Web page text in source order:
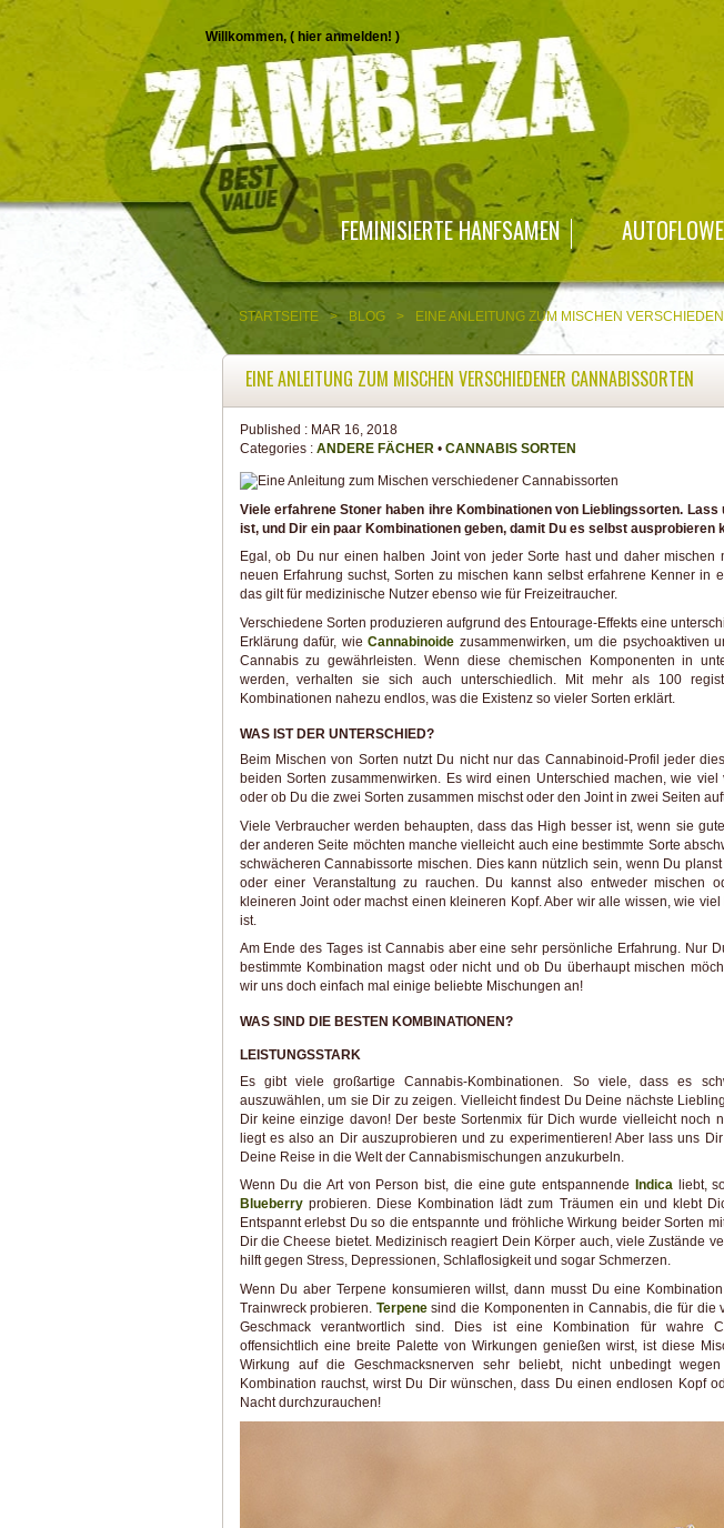
Willkommen, ( hier anmelden! )
FEMINISIERTE HANFSAMEN
STARTSEITE > BLOG > EINE ANLEITUNG ZUM MISCHEN
EINE ANLEITUNG ZUM MISCHEN VERSCHIEDENER CANNABISSORTEN
Published : MAR 16, 2018
Categories : ANDERE FÄCHER• CANNABIS SORTEN
Viele erfahrene Stoner haben ihre Kombinationen von Lieblingssorten.
ist, und Dir ein paar Kombinationen geben, damit Du es selbst ausprobieren
Egal, ob Du nur einen halben Joint von jeder Sorte hast und daher
neuen Erfahrung suchst, Sorten zu mischen kann selbst erfahrene Kenner in
das gilt für medizinische Nutzer ebenso wie für Freizeitraucher.
Verschiedene Sorten produzieren aufgrund des Entourage-Effekts eine
Erklärung dafür, wieCannabinoide zusammenwirken, um die psychoaktiven
Cannabis zu gewährleisten. Wenn diese chemischen Komponenten in
werden, verhalten sie sich auch unterschiedlich. Mit mehr als 100
Kombinationen nahezu endlos, was die Existenz so vieler Sorten erklärt.
WAS IST DER UNTERSCHIED?
Beim Mischen von Sorten nutzt Du nicht nur das Cannabinoid-Profil jeder
beiden Sorten zusammenwirken. Es wird einen Unterschied machen, wie
oder ob Du die zwei Sorten zusammen mischst oder den Joint in zwei Seiten
Viele Verbraucher werden behaupten, dass das High besser ist, wenn sie
der anderen Seite möchten manche vielleicht auch eine bestimmte Sorte
schwächeren Cannabissorte mischen. Dies kann nützlich sein, wenn Du
oder einer Veranstaltung zu rauchen. Du kannst also entweder mischen
kleineren Joint oder machst einen kleineren Kopf. Aber wir alle wissen, wie
ist.
Am Ende des Tages ist Cannabis aber eine sehr persönliche Erfahrung. Nur
bestimmte Kombination magst oder nicht und ob Du überhaupt mischen
wir uns doch einfach mal einige beliebte Mischungen an!
WAS SIND DIE BESTEN KOMBINATIONEN?
LEISTUNGSSTARK
Es gibt viele großartige Cannabis-Kombinationen. So viele, dass es
auszuwählen, um sie Dir zu zeigen. Vielleicht findest Du Deine nächste
Dir keine einzige davon! Der beste Sortenmix für Dich wurde vielleicht noch
liegt es also an Dir auszuprobieren und zu experimentieren! Aber lass uns
Deine Reise in die Welt der Cannabismischungen anzukurbeln.
Wenn Du die Art von Person bist, die eine gute entspannende
Indica liebt,
Blueberryprobieren. Diese Kombination lädt zum Träumen ein und klebt
Entspannt erlebst Du so die entspannte und fröhliche Wirkung beider Sorten
Dir die Cheese bietet. Medizinisch reagiert Dein Körper auch, viele Zustände
hilft gegen Stress, Depressionen, Schlaflosigkeit und sogar Schmerzen.
Wenn Du aber Terpene konsumieren willst, dann musst Du eine
Trainwreck probieren. Terpenesind die Komponenten in Cannabis, die für die
Geschmack verantwortlich sind. Dies ist eine Kombination für wahre
offensichtlich eine breite Palette von Wirkungen genießen wirst, ist diese
Wirkung auf die Geschmacksnerven sehr beliebt, nicht unbedingt
Kombination rauchst, wirst Du Dir wünschen, dass Du einen endlosen Kopf
Nacht durchzurauchen!